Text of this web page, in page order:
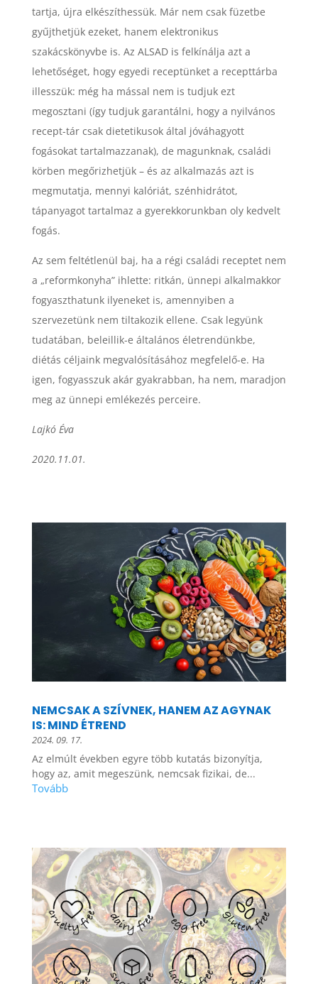
tartja, újra elkészíthessük. Már nem csak füzetbe
gyűjthetjük ezeket, hanem elektronikus
szakácskönyvbe is. Az ALSAD is felkínálja azt a
lehetőséget, hogy egyedi receptünket a recepttárba
illesszük: még ha mással nem is tudjuk ezt
megosztani (így tudjuk garantálni, hogy a nyilvános
recept-tár csak dietetikusok által jóváhagyott
fogásokat tartalmazzanak), de magunknak, családi
körben megőrizhetjük – és az alkalmazás azt is
megmutatja, mennyi kalóriát, szénhidrátot,
tápanyagot tartalmaz a gyerekkorunkban oly kedvelt
fogás.
Az sem feltétlenül baj, ha a régi családi receptet nem
a „reformkonyha” ihlette: ritkán, ünnepi alkalmakkor
fogyaszthatunk ilyeneket is, amennyiben a
szervezetünk nem tiltakozik ellene. Csak legyünk
tudatában, beleillik-e általános életrendünkbe,
diétás céljaink megvalósításához megfelelő-e. Ha
igen, fogyasszuk akár gyakrabban, ha nem, maradjon
meg az ünnepi emlékezés perceire.
Lajkó Éva
2020.11.01.
NEMCSAK A SZÍVNEK, HANEM AZ AGYNAK
IS: MIND ÉTREND
2024. 09. 17.
Az elmúlt években egyre több kutatás bizonyítja,
hogy az, amit megeszünk, nemcsak fizikai, de...